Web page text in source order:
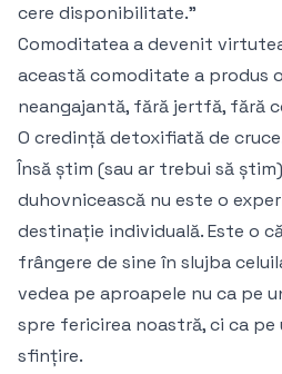
cere disponibilitate.”
Comoditatea a devenit
această comoditate a produs
neangajantă, fără jertfă, fără
O credință detoxifiată de
Însă știm (sau ar trebui să
duhovnicească nu este o
destinație individuală. Este o
frângere de sine în slujba
vedea pe aproapele nu ca pe
spre fericirea noastră, ci ca
sfințire.